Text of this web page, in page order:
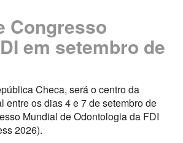
Congresso
em setembro de
Checa, será o centro da
entre os dias 4 e 7 de setembro de
Mundial de Odontologia da FDI
2026).